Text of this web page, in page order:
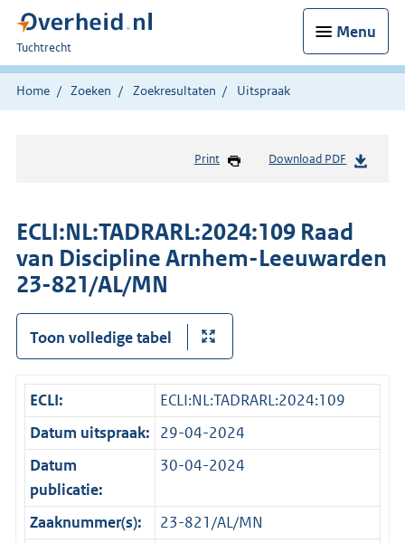
Menu
U
bent
hier:
Tuchtrecht
Home Zoeken Zoekresultaten Uitspraak
Print Download PDF
ECLI:NL:TADRARL:2024:109 Raad
van Discipline Arnhem-Leeuwarden
23-821/AL/MN
Toon volledige tabel
ECLI:
ECLI:NL:TADRARL:2024:109
Datum uitspraak: 29-04-2024
Datum
publicatie:
30-04-2024
Zaaknummer(s):
23-821/AL/MN